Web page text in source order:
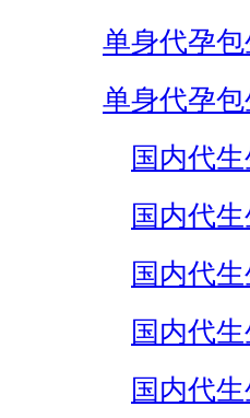
单身代孕
单身代孕包
国内代
国内代
国内代
国内代
国内代